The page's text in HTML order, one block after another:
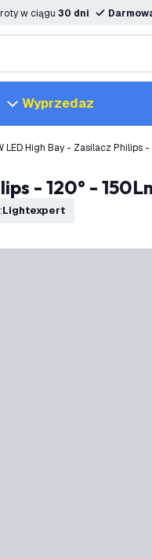
w ciągu 30 dni
Wyprzedaz
LED High Bay - Zasilacz
- 120° -
: Lightexpert